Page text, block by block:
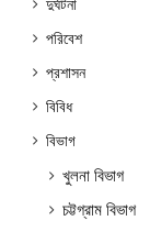
দুর্ঘটনা
পরিবেশ
প্রশাসন
বিবিধ
বিভাগ
খুলনা বিভাগ
চট্টগ্রাম বিভাগ